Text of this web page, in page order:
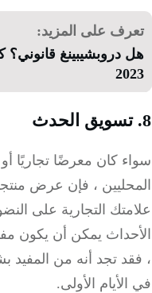
على المزيد:
دروبشيبينغ قانوني؟
كان معرضًا تجاريًا أو
، فإن عرض
التجارية على
يمكن أن يكون
تجد أنه من المفيد
الأولى.